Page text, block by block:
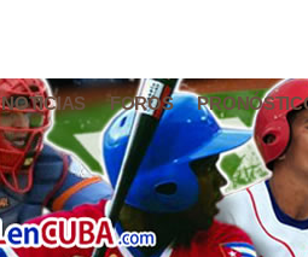
NOTICIAS FOROS